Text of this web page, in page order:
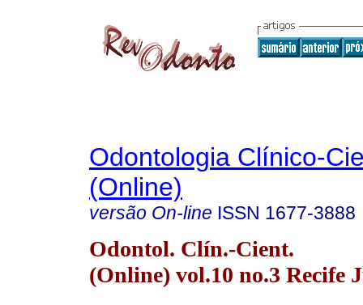
Odontologia Clínico-
(Online)
versão On-line ISSN 1677-3888
Odontol. Clín.-Cient.
(Online) vol.10 no.3 Recife